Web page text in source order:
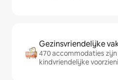
Gezinsvriendelijke
470 accommodaties
kindvriendelijke